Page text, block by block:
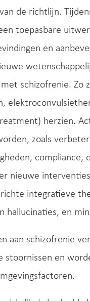
de richtlijn.
toepasbare
en
schizofrenie. Zo
herzien.
zoals
compliance,
nieuwe
integratieve
hallucinaties, en
aan schizofrenie
stoornissen en